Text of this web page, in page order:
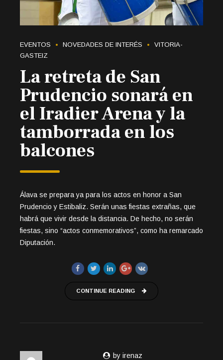
EVENTOS NOVEDADES DE INTERÉS
VITORIA-
GASTEIZ
La retreta de San
Prudencio sonará en
el Iradier Arena y la
tamborrada en los
balcones
Álava se prepara ya para los actos en honor a San
Prudencio y Estibaliz. Serán unas fiestas extrañas, que
habrá que vivir desde la distancia. De hecho, no serán
fiestas, sino “actos conmemorativos”, como ha remarcado
Diputación.
CONTINUE READING
by irenaz